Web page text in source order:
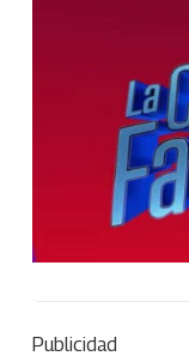
Publicidad